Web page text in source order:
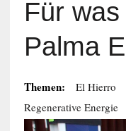
Für
Palma
Themen: El Hierro
Regenerative Energie